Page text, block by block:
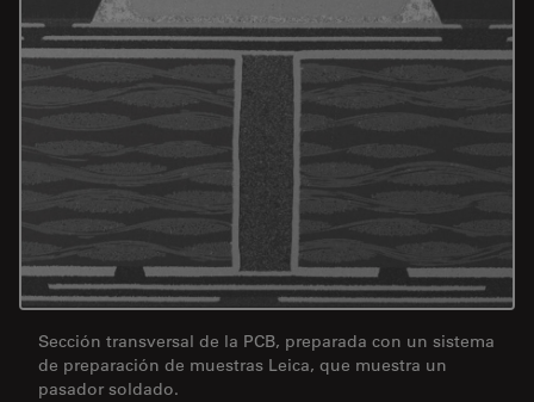
Sección transversal de la PCB, preparada con un sistema
de preparación de muestras Leica, que muestra un
pasador soldado.